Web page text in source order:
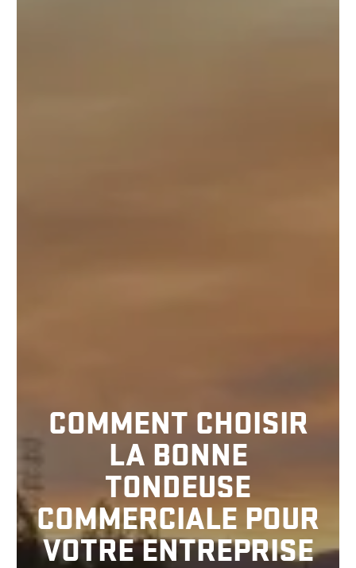
COMMENT CHOISIR
LA BONNE
TONDEUSE
COMMERCIALE POUR
VOTRE ENTREPRISE